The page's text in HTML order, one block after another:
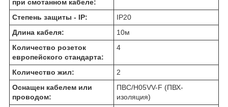
при смотанном кабеле:
Степень защиты - IP:
IP20
Длина кабеля:
10м
Количество розеток
европейского стандарта:
4
Количество жил:
2
Оснащен кабелем или
проводом:
ПВС/H05VV-F (ПВХ-
изоляция)